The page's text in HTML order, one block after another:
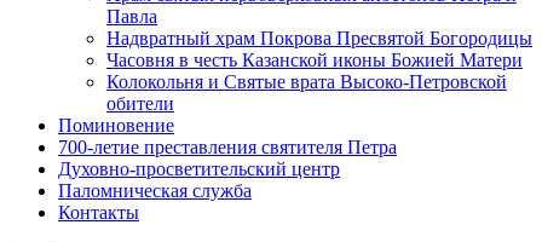
Павла
Надвратный храм Покрова Пресвятой Богородицы
Часовня в честь Казанской иконы Божией Матери
Колокольня и Святые врата Высоко-Петровской
обители
Поминовение
700-летие преставления святителя Петра
Духовно-просветительский центр
Паломническая служба
Контакты